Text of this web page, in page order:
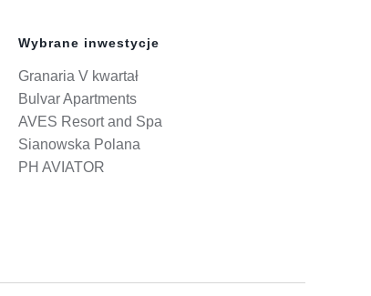
Wybrane inwestycje
Granaria V kwartał
Bulvar Apartments
AVES Resort and Spa
Sianowska Polana
PH AVIATOR